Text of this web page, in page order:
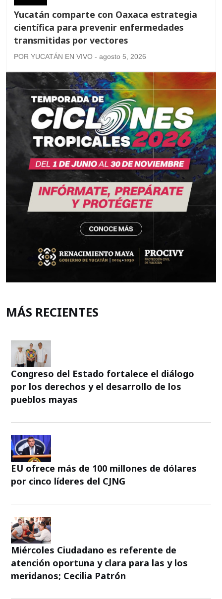
Yucatán comparte con Oaxaca estrategia
científica para prevenir enfermedades
transmitidas por vectores
POR YUCATÁN EN VIVO - agosto 5, 2026
MÁS RECIENTES
Congreso del Estado fortalece el diálogo
por los derechos y el desarrollo de los
pueblos mayas
EU ofrece más de 100 millones de dólares
por cinco líderes del CJNG
Miércoles Ciudadano es referente de
atención oportuna y clara para las y los
meridanos; Cecilia Patrón